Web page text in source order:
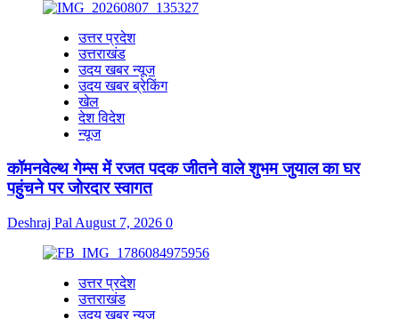
उत्तर प्रदेश
उत्तराखंड
उदय खबर न्यूज
उदय खबर ब्रेकिंग
खेल
देश विदेश
न्यूज
कॉमनवेल्थ गेम्स में रजत पदक जीतने वाले शुभम जुयाल का घर
पहुंचने पर जोरदार स्वागत
Deshraj Pal August 7, 2026 0
उत्तर प्रदेश
उत्तराखंड
उदय खबर न्यूज